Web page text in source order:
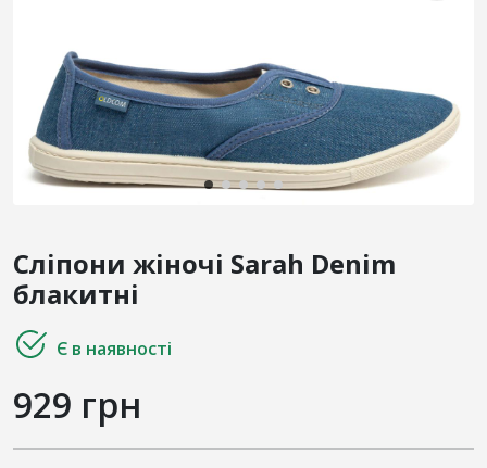
Сліпони жіночі Sarah Denim
блакитні
Є в наявності
929 грн